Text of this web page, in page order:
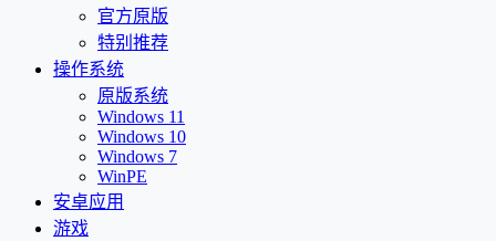
官方原版
特别推荐
操作系统
原版系统
Windows 11
Windows 10
Windows 7
WinPE
安卓应用
游戏